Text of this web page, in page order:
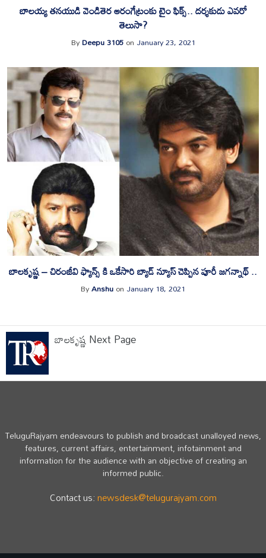
బాల‌య్య త‌న‌యుడి వెండితెర ఆరంగేట్రంకు టైం ఫిక్స్.. ద‌ర్శ‌కుడు ఎవ‌రో
తెలుసా?
ByDeepu 3105on January 23, 2021
బాలకృష్ణ – చిరంజీవి ఫ్యాన్స్ కి ఒకేసారి బ్యాడ్ న్యూస్ చెప్పిన పూరీ జగన్నాథ్ ..
ByAnshuon January 18, 2021
బాలకృష్ణ Next Page
TeluguRajyam endeavours to publish and broadcast unalloyed news,
features, current affairs, entertainment, infotainment and
information for the audience with an objective of creating an
informed public.
Contact us:newsdesk@telugurajyam.com